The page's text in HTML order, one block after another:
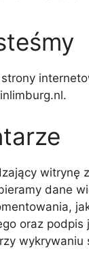
witrynę
dane
oraz podpis
wykrywaniu